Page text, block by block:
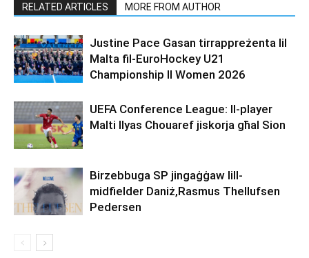
RELATED ARTICLES MORE FROM AUTHOR
Justine Pace Gasan tirrappreżenta lil
Malta fil-EuroHockey U21
Championship II Women 2026
UEFA Conference League: Il-player
Malti Ilyas Chouaref jiskorja għal Sion
Birzebbuga SP jingaġġaw lill-
midfielder Daniż,Rasmus Thellufsen
Pedersen